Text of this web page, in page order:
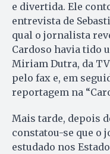
e divertida. Ele
entrevista de
qual o jornalista
Cardoso havia tido
Miriam Dutra, da
pelo fax e, em
reportagem na
Mais tarde, depois
constatou-se que o
estudado nos